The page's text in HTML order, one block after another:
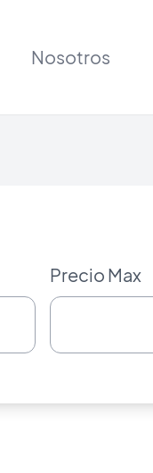
Nosotros
Precio Max